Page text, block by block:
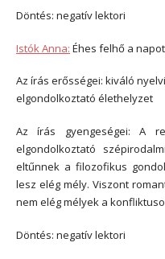
Döntés: negatív lektori
Istók Anna: Éhes felhő a napot
Az írás erősségei: kiváló
elgondolkoztató élethelyzet
Az írás gyengeségei: A
elgondolkoztató
eltűnnek a filozofikus
lesz elég mély. Viszont
nem elég mélyek a
Döntés: negatív lektori